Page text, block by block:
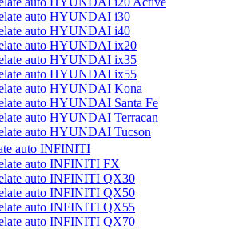
auto HYUNDAI i30
auto HYUNDAI i40
auto HYUNDAI ix20
auto HYUNDAI ix35
auto HYUNDAI ix55
auto HYUNDAI Kona
auto HYUNDAI Santa Fe
auto HYUNDAI Terracan
auto HYUNDAI Tucson
auto INFINITI
auto INFINITI FX
auto INFINITI QX30
auto INFINITI QX50
auto INFINITI QX55
auto INFINITI QX70